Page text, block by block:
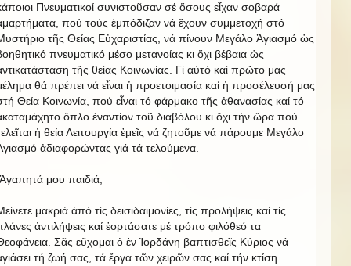
Πνευματικοί συνιστοῦσαν σέ ὅσους εἶχαν σοβαρά
πού τούς ἐμπόδιζαν νά ἔχουν συμμετοχή στό
τῆς Θείας Εὐχαριστίας, νά πίνουν Μεγάλο Ἁγιασμό ὡς
πνευματικό μέσο μετανοίας κι ὄχι βέβαια ὡς
τῆς θείας Κοινωνίας. Γί αὐτό καί πρῶτο μας
θά πρέπει νά εἶναι ἡ προετοιμασία καί ἡ προσέλευσή μας
Θεία Κοινωνία, πού εἶναι τό φάρμακο τῆς ἀθανασίας καί τό
ὅπλο ἐναντίον τοῦ διαβόλου κι ὄχι τήν ὥρα πού
ἡ θεία Λειτουργία ἐμεῖς νά ζητοῦμε νά πάρουμε Μεγάλο
ἀδιαφορώντας γιά τά τελούμενα.
μου παιδιά,
μακριά ἀπό τίς δεισιδαιμονίες, τίς προλήψεις καί τίς
ἀντιλήψεις καί ἑορτάσατε μέ τρόπο φιλόθεό τα
Σᾶς εὔχομαι ὁ ἐν Ἰορδάνη βαπτισθεῖς Κύριος νά
τή ζωή σας, τά ἔργα τῶν χειρῶν σας καί τήν κτίση